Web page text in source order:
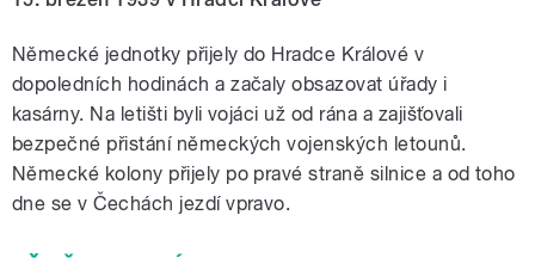
Německé jednotky přijely do Hradce Králové v
dopoledních hodinách a začaly obsazovat úřady i
kasárny. Na letišti byli vojáci už od rána a zajišťovali
bezpečné přistání německých vojenských letounů.
Německé kolony přijely po pravé straně silnice a od toho
dne se v Čechách jezdí vpravo.